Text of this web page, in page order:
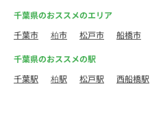
千葉県のおススメのエリア
千葉市
柏市 松戸市 船橋市
千葉県のおススメの駅
千葉駅
柏駅 松戸駅 西船橋駅